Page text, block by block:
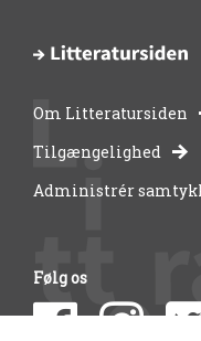
-
bibliotekernes
side
Om Litteratursiden
Tilgængelighed
Administrér
Følg os